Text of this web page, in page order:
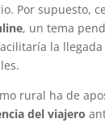
Por supuesto,
, un tema
la llegada
rural ha de
del viajero